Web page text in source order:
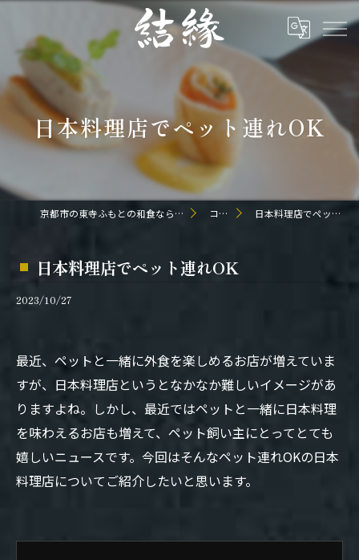
日本料理店でペット連れOK
京都市の東寺ふもとの和食なら日本料理 結縁 コラム 日本料理店でペット連れOK
日本料理店でペット連れOK
2023/10/27
最近、ペットと一緒に外食を楽しめるお店が増えていま
すが、日本料理店というとなかなか難しいイメージがあ
りますよね。しかし、最近ではペットと一緒に日本料理
を味わえるお店も増えて、ペット飼い主にとってとても
嬉しいニュースです。今回はそんなペット連れOKの日本
料理店についてご紹介したいと思います。